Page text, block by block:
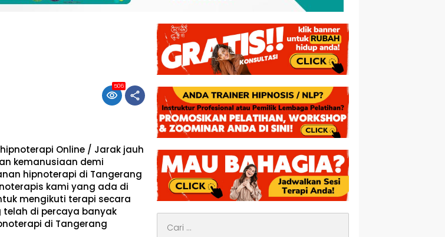
506
Online / Jarak jauh
kemanusiaan demi
hipnoterapi di Tangerang
kami yang ada di
mengikuti terapi secara
di percaya banyak
di Tangerang
untuk: